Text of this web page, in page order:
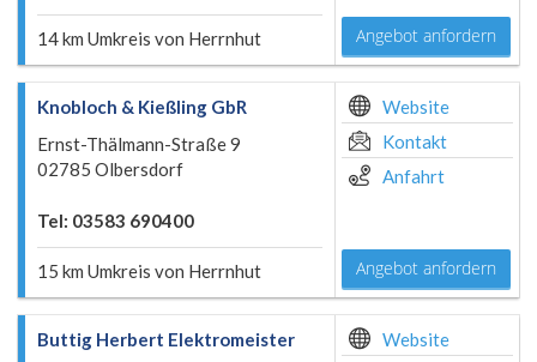
14 km Umkreis von Herrnhut Angebot anfordern
Knobloch & Kießling GbR
Ernst-Thälmann-Straße 9
02785 Olbersdorf
Tel: 03583 690400
15 km Umkreis von Herrnhut
Website
Kontakt
Anfahrt
Angebot anfordern
Buttig Herbert Elektromeister
Website